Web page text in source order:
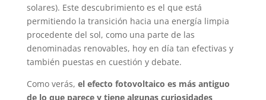
solares). Este descubrimiento es el que está
permitiendo la transición hacia una energía limpia
procedente del sol, como una parte de las
denominadas renovables, hoy en día tan efectivas y
también puestas en cuestión y debate.
Como verás, el efecto fotovoltaico es más antiguo
de lo que parece y tiene algunas curiosidades